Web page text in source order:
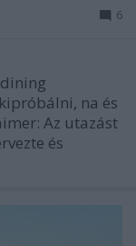
6
na és
Az utazást
és